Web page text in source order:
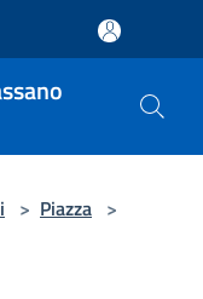
> Piazza >